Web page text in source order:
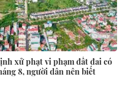
xử phạt vi phạm đất đai có
8, người dân nên biết